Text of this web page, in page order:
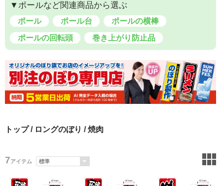
▼ポールなど関連商品から選ぶ
ポール ポール台
ポールの横棒
ポールの回転頭
巻き上がり防止品
トップ/ ロングのぼり / 焼肉
7アイテム